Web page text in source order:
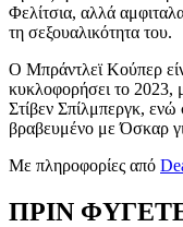
Φελίτσια, αλλά
τη σεξουαλικότητα του.
Ο Μπράντλεϊ Κούπερ
κυκλοφορήσει το 2023,
Στίβεν Σπίλμπεργκ, ενώ
βραβευμένο με Όσκαρ
Με πληροφορίες από
ΠΡΙΝ